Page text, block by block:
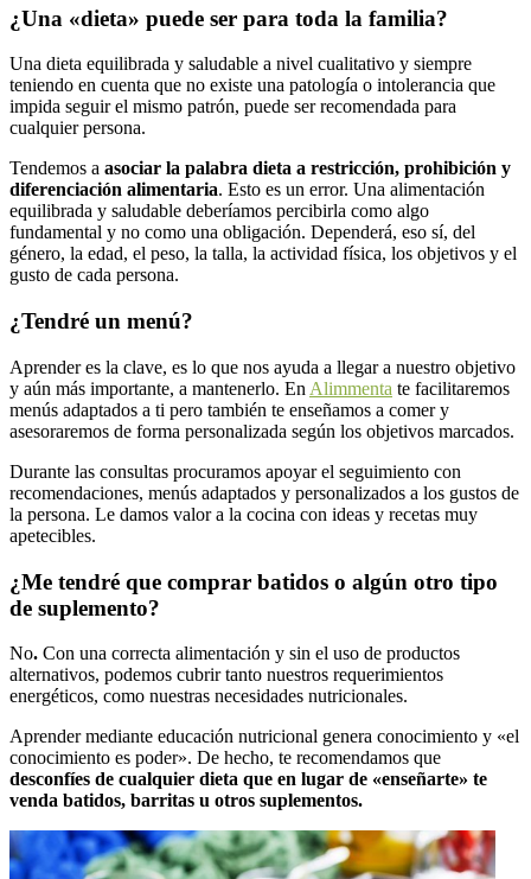
¿Una «dieta» puede ser para toda la familia?
Una dieta equilibrada y saludable a nivel cualitativo y siempre
teniendo en cuenta que no existe una patología o intolerancia que
impida seguir el mismo patrón, puede ser recomendada para
cualquier persona.
Tendemos a asociar la palabra dieta a restricción, prohibición y
diferenciación alimentaria. Esto es un error. Una alimentación
equilibrada y saludable deberíamos percibirla como algo
fundamental y no como una obligación. Dependerá, eso sí, del
género, la edad, el peso, la talla, la actividad física, los objetivos y el
gusto de cada persona.
¿Tendré un menú?
Aprender es la clave, es lo que nos ayuda a llegar a nuestro objetivo
y aún más importante, a mantenerlo. En Alimmenta te facilitaremos
menús adaptados a ti pero también te enseñamos a comer y
asesoraremos de forma personalizada según los objetivos marcados.
Durante las consultas procuramos apoyar el seguimiento con
recomendaciones, menús adaptados y personalizados a los gustos de
la persona. Le damos valor a la cocina con ideas y recetas muy
apetecibles.
¿Me tendré que comprar batidos o algún otro tipo
de suplemento?
No. Con una correcta alimentación y sin el uso de productos
alternativos, podemos cubrir tanto nuestros requerimientos
energéticos, como nuestras necesidades nutricionales.
Aprender mediante educación nutricional genera conocimiento y «el
conocimiento es poder». De hecho, te recomendamos que
desconfíes de cualquier dieta que en lugar de «enseñarte» te
venda batidos, barritas u otros suplementos.